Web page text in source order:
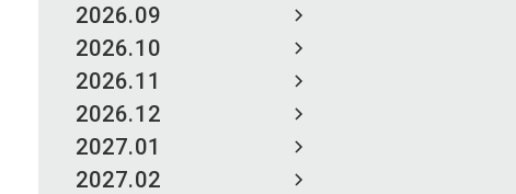
2026.09
2026.10
2026.11
2026.12
2027.01
2027.02